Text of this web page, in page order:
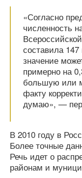
«Согласно
численность
составила
значение
примерно на
большую или
факту
думаю», —
В 2010 году в
Более точные
Речь идет о
районам и